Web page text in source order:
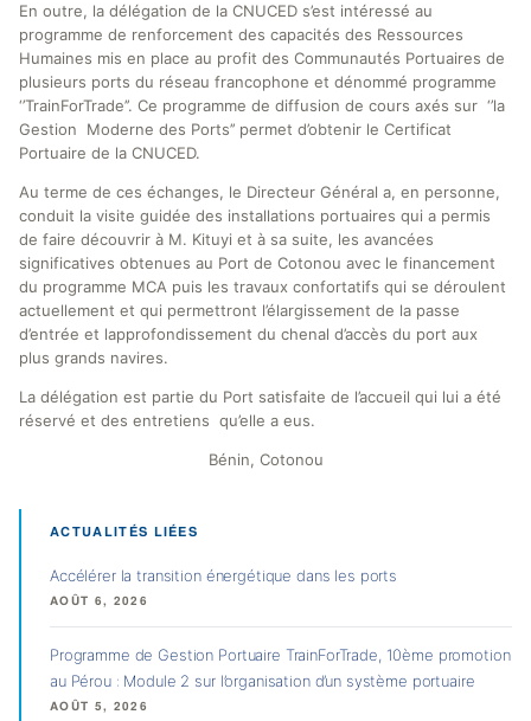
En outre, la délégation de la CNUCED s’est intéressé au
programme de renforcement des capacités des Ressources
Humaines mis en place au profit des Communautés Portuaires de
plusieurs ports du réseau francophone et dénommé programme
‘’TrainForTrade’’. Ce programme de diffusion de cours axés sur ‘’la
Gestion Moderne des Ports’’ permet d’obtenir le Certificat
Portuaire de la CNUCED.
Au terme de ces échanges, le Directeur Général a, en personne,
conduit la visite guidée des installations portuaires qui a permis
de faire découvrir à M. Kituyi et à sa suite, les avancées
significatives obtenues au Port de Cotonou avec le financement
du programme MCA puis les travaux confortatifs qui se déroulent
actuellement et qui permettront l’élargissement de la passe
d’entrée et lapprofondissement du chenal d’accès du port aux
plus grands navires.
La délégation est partie du Port satisfaite de l’accueil qui lui a été
réservé et des entretiens qu’elle a eus.
Bénin, Cotonou
ACTUALITÉS LIÉES
Accélérer la transition énergétique dans les ports
AOÛT 6, 2026
Programme de Gestion Portuaire TrainForTrade, 10ème promotion
au Pérou : Module 2 sur l’organisation d’un système portuaire
AOÛT 5, 2026